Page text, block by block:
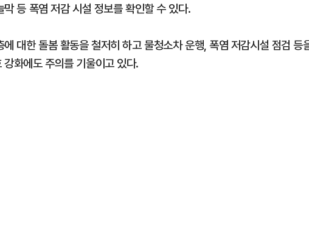
등 폭염 저감 시설 정보를 확인할 수 있다.
대한 돌봄 활동을 철저히 하고 물청소차 운행, 폭염 저감시설 점검 등
화에도 주의를 기울이고 있다.